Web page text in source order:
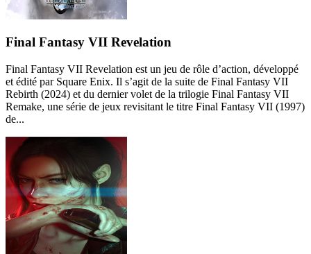
Final Fantasy VII Revelation
Final Fantasy VII Revelation est un jeu de rôle d’action, développé
et édité par Square Enix. Il s’agit de la suite de Final Fantasy VII
Rebirth (2024) et du dernier volet de la trilogie Final Fantasy VII
Remake, une série de jeux revisitant le titre Final Fantasy VII (1997)
de...